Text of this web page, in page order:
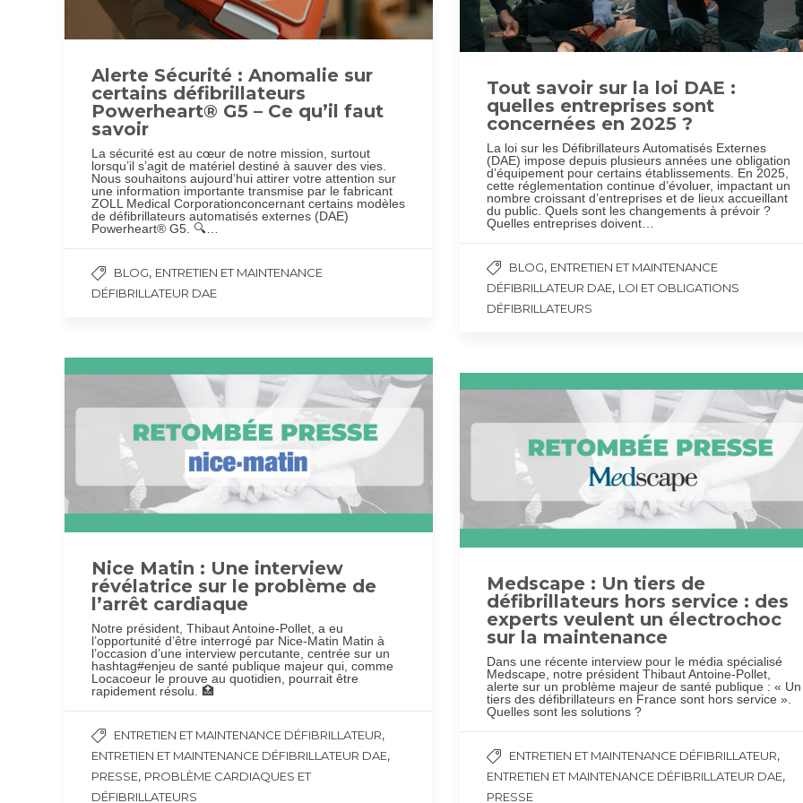
Alerte Sécurité : Anomalie sur
certains défibrillateurs
Powerheart® G5 – Ce qu’il faut
savoir
La sécurité est au cœur de notre mission, surtout
lorsqu’il s’agit de matériel destiné à sauver des vies.
Nous souhaitons aujourd’hui attirer votre attention sur
une information importante transmise par le fabricant
ZOLL Medical Corporationconcernant certains modèles
de défibrillateurs automatisés externes (DAE)
Powerheart® G5. 🔍…
BLOG, ENTRETIEN ET MAINTENANCE
DÉFIBRILLATEUR DAE
Tout savoir sur la loi DAE :
quelles entreprises sont
concernées en 2025 ?
La loi sur les Défibrillateurs Automatisés Externes
(DAE) impose depuis plusieurs années une obligation
d’équipement pour certains établissements. En 2025,
cette réglementation continue d’évoluer, impactant un
nombre croissant d’entreprises et de lieux accueillant
du public. Quels sont les changements à prévoir ?
Quelles entreprises doivent…
BLOG, ENTRETIEN ET MAINTENANCE
DÉFIBRILLATEUR DAE, LOI ET OBLIGATIONS
DÉFIBRILLATEURS
Nice Matin : Une interview
révélatrice sur le problème de
l’arrêt cardiaque
Notre président, Thibaut Antoine-Pollet, a eu
l’opportunité d’être interrogé par Nice-Matin Matin à
l’occasion d’une interview percutante, centrée sur un
hashtag#enjeu de santé publique majeur qui, comme
Locacoeur le prouve au quotidien, pourrait être
rapidement résolu. 🏥
ENTRETIEN ET MAINTENANCE DÉFIBRILLATEUR,
ENTRETIEN ET MAINTENANCE DÉFIBRILLATEUR DAE,
PRESSE, PROBLÈME CARDIAQUES ET
DÉFIBRILLATEURS
Medscape : Un tiers de
défibrillateurs hors service : des
experts veulent un électrochoc
sur la maintenance
Dans une récente interview pour le média spécialisé
Medscape, notre président Thibaut Antoine-Pollet,
alerte sur un problème majeur de santé publique : « Un
tiers des défibrillateurs en France sont hors service ».
Quelles sont les solutions ?
ENTRETIEN ET MAINTENANCE DÉFIBRILLATEUR,
ENTRETIEN ET MAINTENANCE DÉFIBRILLATEUR DAE,
PRESSE